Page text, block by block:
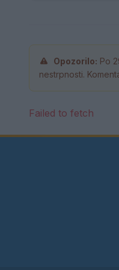
Opozorilo: Po
nestrpnosti.
Failed to fetch